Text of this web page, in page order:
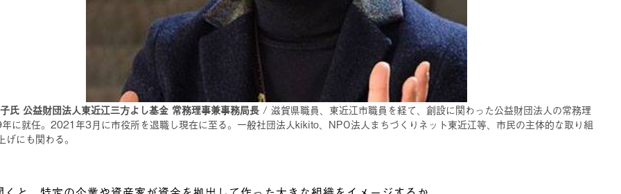
氏 公益財団法人東近江三方よし基金 常務理事兼事務局長 / 滋賀県職員、東近江市職員を経て、創設に関わった公益財団法人の常務理
に就任。2021年3月に市役所を退職し現在に至る。一般社団法人kikito、NPO法人まちづくりネット東近江等、市民の主体的な取り組
げにも関わる。